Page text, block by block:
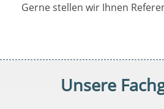
Gerne stellen wir Ihnen
Unsere